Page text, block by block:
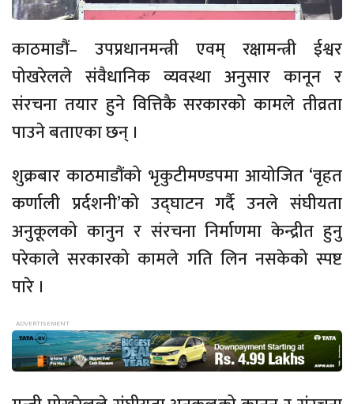
काठमाडौं– उपप्रधानमन्त्री एवम् रक्षामन्त्री ईश्वर
पोखरेलले संवैधानिक व्यवस्था अनुसार कानून र
संरचना तयार हुने वित्तिकै सरकारको कामले तीव्रता
पाउने बताएका छन् ।
शुक्रबार काठमाडौंको भृकुटीमण्डपमा आयोजित ‘वृहत
कर्णाली प्रर्दशनी’को उद्घाटन गर्दै उनले संघीयता
अनुकूलको कानुन र संरचना निर्माणमा केन्द्रीत हुनु
परेकाले सरकारको कामले गति लिन नसकेको स्पष्ट
पारे ।